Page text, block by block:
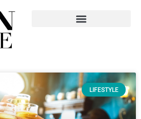
LIFESTYLE